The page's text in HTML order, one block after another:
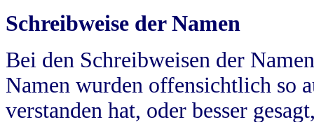
Schreibweise der Namen
Bei den Schreibweisen der
Namen wurden offensichtlich so
verstanden hat, oder besser